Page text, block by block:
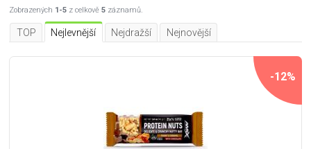
Zobrazených 1-5 z celkově5 záznamů.
TOP Nejlevnější Nejdražší Nejnovější
-12%